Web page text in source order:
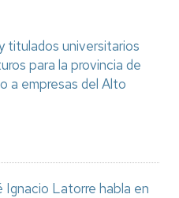
titulados universitarios
para la provincia de
a empresas del Alto
Ignacio Latorre habla en